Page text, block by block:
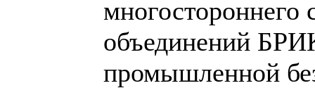
многостороннего
объединений
промышленной